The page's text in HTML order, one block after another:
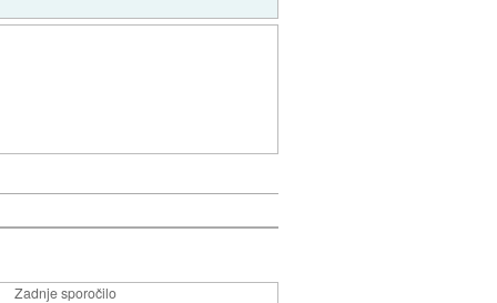
Zadnje sporočilo